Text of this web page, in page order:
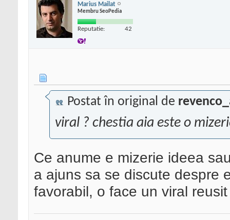
Marius Mailat
Membru SeoPedia
Reputatie: 42
Postat în original de
viral ? chestia aia este o
Ce anume e mizerie ideea
a ajuns sa se discute despre
favorabil, o face un viral